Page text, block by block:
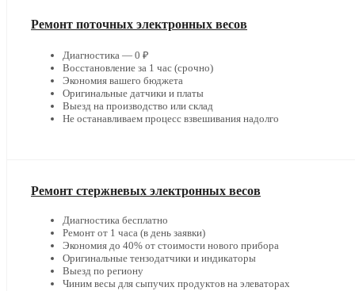
Ремонт поточных электронных весов
Диагностика — 0 ₽
Восстановление за 1 час (срочно)
Экономия вашего бюджета
Оригинальные датчики и платы
Выезд на производство или склад
Не останавливаем процесс взвешивания надолго
Ремонт стержневых электронных весов
Диагностика бесплатно
Ремонт от 1 часа (в день заявки)
Экономия до 40% от стоимости нового прибора
Оригинальные тензодатчики и индикаторы
Выезд по региону
Чиним весы для сыпучих продуктов на элеваторах